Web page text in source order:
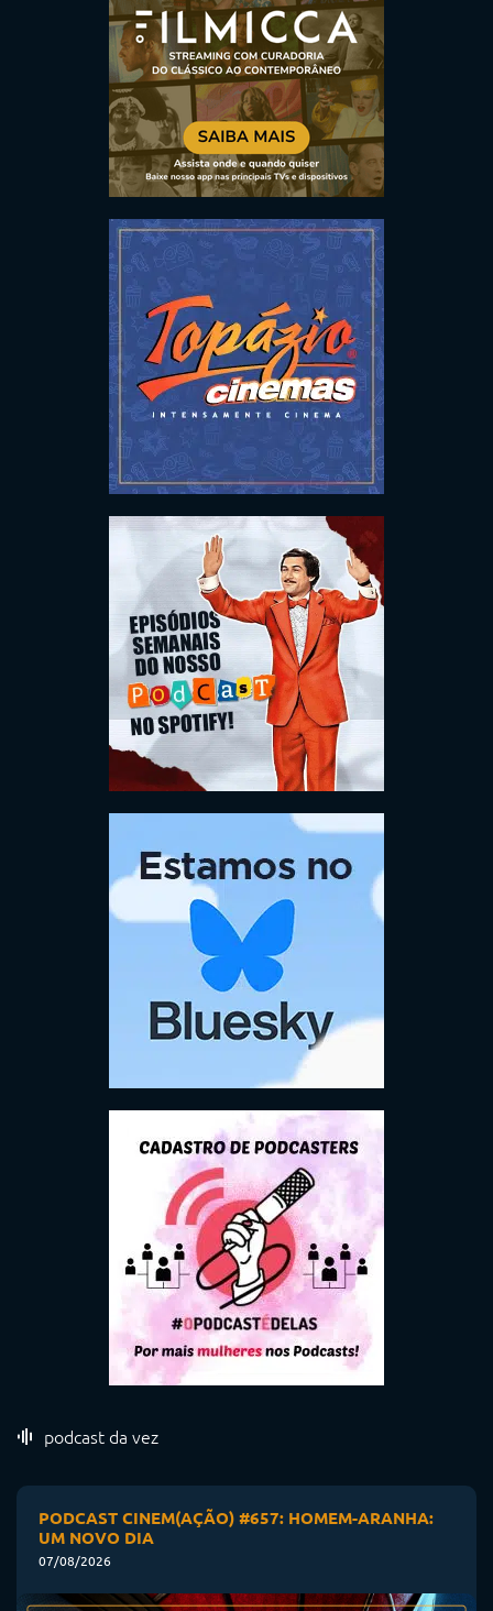
podcast da vez
PODCAST CINEM(AÇÃO) #657: HOMEM-ARANHA:
UM NOVO DIA
07/08/2026